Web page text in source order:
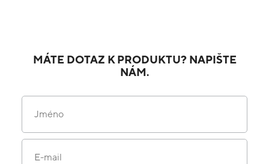
MÁTE DOTAZ K PRODUKTU? NAPIŠTE
NÁM.
Jméno
E-mail